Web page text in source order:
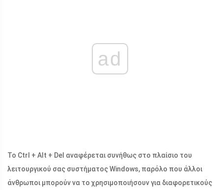
ad
Το Ctrl + Alt + Del αναφέρεται συνήθως στο πλαίσιο του
λειτουργικού σας συστήματος Windows, παρόλο που άλλοι
άνθρωποι μπορούν να το χρησιμοποιήσουν για διαφορετικούς